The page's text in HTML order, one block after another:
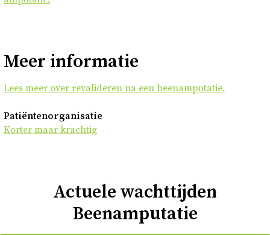
Meer informatie
Lees meer over revalideren na een beenamputatie.
Patiëntenorganisatie
Korter maar krachtig
Actuele wachttijden
Beenamputatie